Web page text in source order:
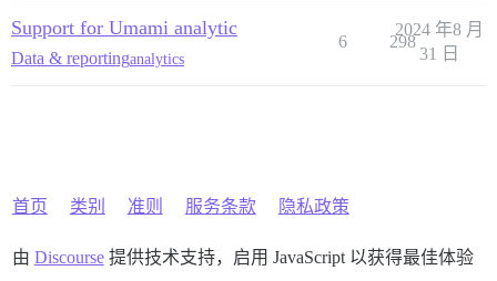
Support for Umami analytic
Data & reportinganalytics
6 298
2024 年8 月
31 日
首页 类别 准则 服务条款 隐私政策
由 Discourse提供技术支持，启用 JavaScript 以获得最佳体验